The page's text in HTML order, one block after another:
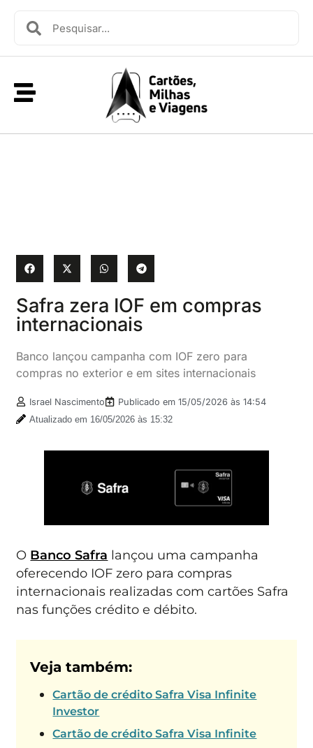
Safra zera IOF em compras
internacionais
Banco lançou campanha com IOF zero para
compras no exterior e em sites internacionais
Israel Nascimento Publicado em15/05/2026 às 14:54
Atualizado em 16/05/2026 às 15:32
O Banco Safra lançou uma campanha
oferecendo IOF zero para compras
internacionais realizadas com cartões Safra
nas funções crédito e débito.
Veja também:
Cartão de crédito Safra Visa Infinite
Investor
Cartão de crédito Safra Visa Infinite